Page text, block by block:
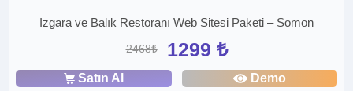
Izgara ve Balık Restoranı Web Sitesi Paketi – Somon
2468₺ 1299 ₺
Satın Al Demo